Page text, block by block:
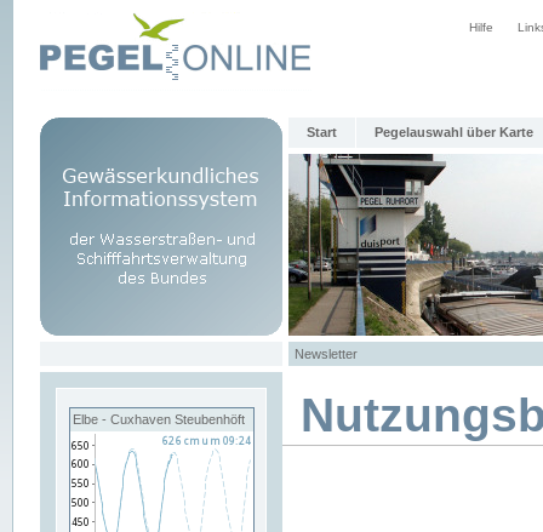
Hilfe
Start Pegelauswahl über Karte
Newsletter
Elbe - Cuxhaven Steubenhöft